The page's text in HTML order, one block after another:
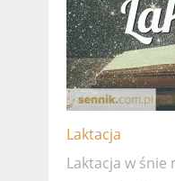
Laktacja
Laktacja w śnie